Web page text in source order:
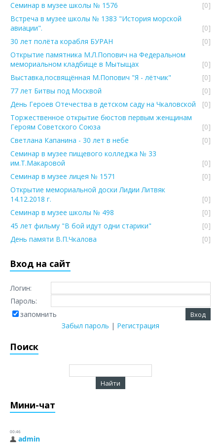
Семинар в музее школы № 1576
[0]
Встреча в музее школы № 1383 "История морской
авиации".
[0]
30 лет полёта корабля БУРАН
[0]
Открытие памятника М.Л.Попович на Федеральном
мемориальном кладбище в Мытыщах
[0]
Выставка,посвящённая М.Попович "Я - лётчик"
[0]
77 лет Битвы под Москвой
[0]
День Героев Отечества в детском саду на Чкаловской
[0]
Торжественное открытие бюстов первым женщинам
Героям Советского Союза
[0]
Светлана Капанина - 30 лет в небе
[0]
Семинар в музее пищевого колледжа № 33
им.Т.Макаровой
[0]
Семинар в музее лицея № 1571
[0]
Открытие мемориальной доски Лидии Литвяк
14.12.2018 г.
[0]
Семинар в музее школы № 498
[0]
45 лет фильму "В бой идут одни старики"
[0]
День памяти В.П.Чкалова
[0]
Вход на сайт
Логин:
Пароль:
запомнить
Забыл пароль | Регистрация
Поиск
Мини-чат